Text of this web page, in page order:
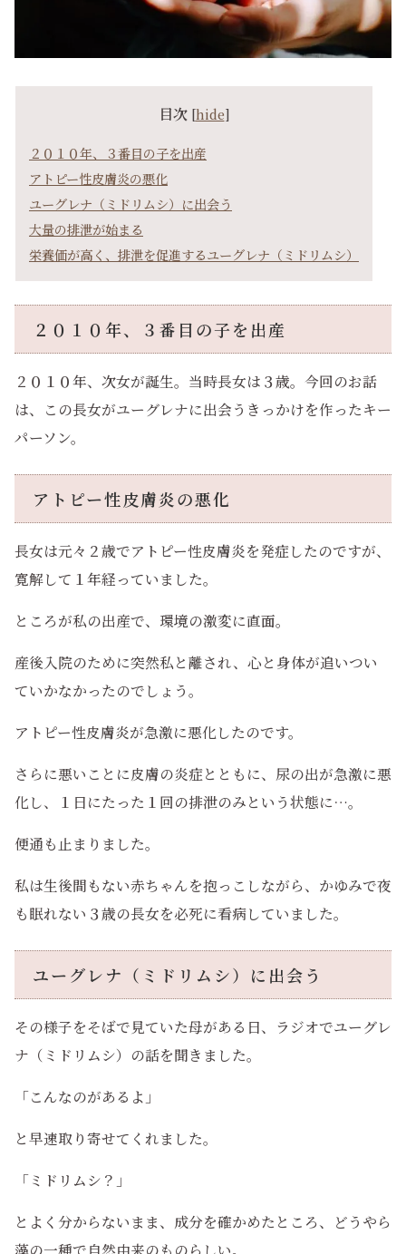
目次 [hide]
２０１０年、３番目の子を出産
アトピー性皮膚炎の悪化
ユーグレナ（ミドリムシ）に出会う
大量の排泄が始まる
栄養価が高く、排泄を促進するユーグレナ（ミドリムシ）
２０１０年、３番目の子を出産
２０１０年、次女が誕生。当時長女は３歳。今回のお話
は、この長女がユーグレナに出会うきっかけを作ったキー
パーソン。
アトピー性皮膚炎の悪化
長女は元々２歳でアトピー性皮膚炎を発症したのですが、
寛解して１年経っていました。
ところが私の出産で、環境の激変に直面。
産後入院のために突然私と離され、心と身体が追いつい
ていかなかったのでしょう。
アトピー性皮膚炎が急激に悪化したのです。
さらに悪いことに皮膚の炎症とともに、尿の出が急激に悪
化し、１日にたった１回の排泄のみという状態に…。
便通も止まりました。
私は生後間もない赤ちゃんを抱っこしながら、かゆみで夜
も眠れない３歳の長女を必死に看病していました。
ユーグレナ（ミドリムシ）に出会う
その様子をそばで見ていた母がある日、ラジオでユーグレ
ナ（ミドリムシ）の話を聞きました。
「こんなのがあるよ」
と早速取り寄せてくれました。
「ミドリムシ？」
とよく分からないまま、成分を確かめたところ、どうやら
藻の一種で自然由来のものらしい。